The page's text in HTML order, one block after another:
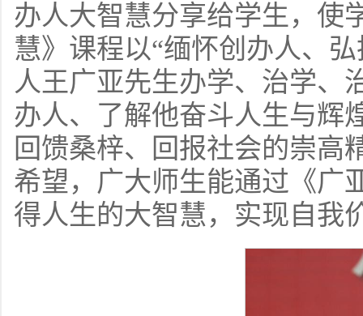
办人大智慧分享给学生，使
慧》课程以“缅怀创办人、
人王广亚先生办学、治学、
办人、了解他奋斗人生与辉
回馈桑梓、回报社会的崇高
希望，广大师生能通过《广
得人生的大智慧，实现自我